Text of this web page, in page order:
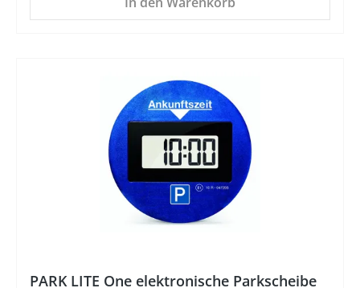
PARK LITE One elektronische Parkscheibe